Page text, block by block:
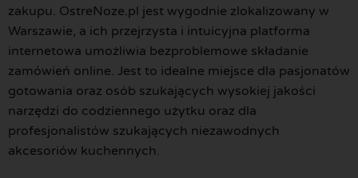
zakupu. OstreNoze.pl jest wygodnie zlokalizowany w
Warszawie, a ich przejrzysta i intuicyjna platforma
internetowa umożliwia bezproblemowe składanie
zamówień online. Jest to idealne miejsce dla pasjonatów
gotowania oraz osób szukających wysokiej jakości
narzędzi do codziennego użytku oraz dla
profesjonalistów szukających niezawodnych
akcesoriów kuchennych.